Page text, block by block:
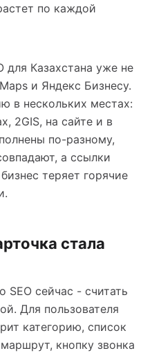
по каждой
для Казахстана уже не
и Яндекс Бизнесу.
в нескольких местах:
2GIS, на сайте и в
по-разному,
а ссылки
теряет горячие
стала
SEO сейчас - считать
Для пользователя
категорию, список
кнопку звонка